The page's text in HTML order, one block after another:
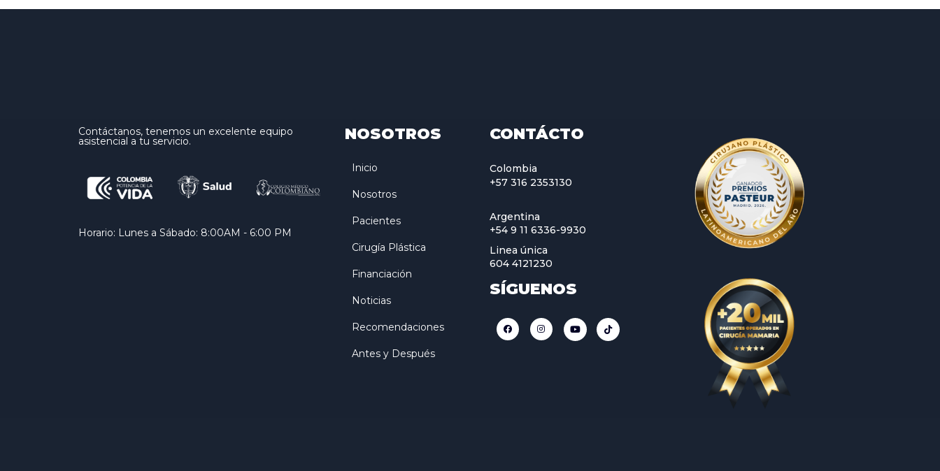
Contáctanos, tenemos un excelente equipo
asistencial a tu servicio.
Horario: Lunes a Sábado: 8:00AM - 6:00 PM
NOSOTROS
Inicio
Nosotros
Pacientes
Cirugía Plástica
Financiación
Noticias
Recomendaciones
Antes y Después
CONTÁCTO
Colombia
+57 316 2353130
Argentina
+54 9 11 6336-9930
Linea única
604 4121230
SÍGUENOS